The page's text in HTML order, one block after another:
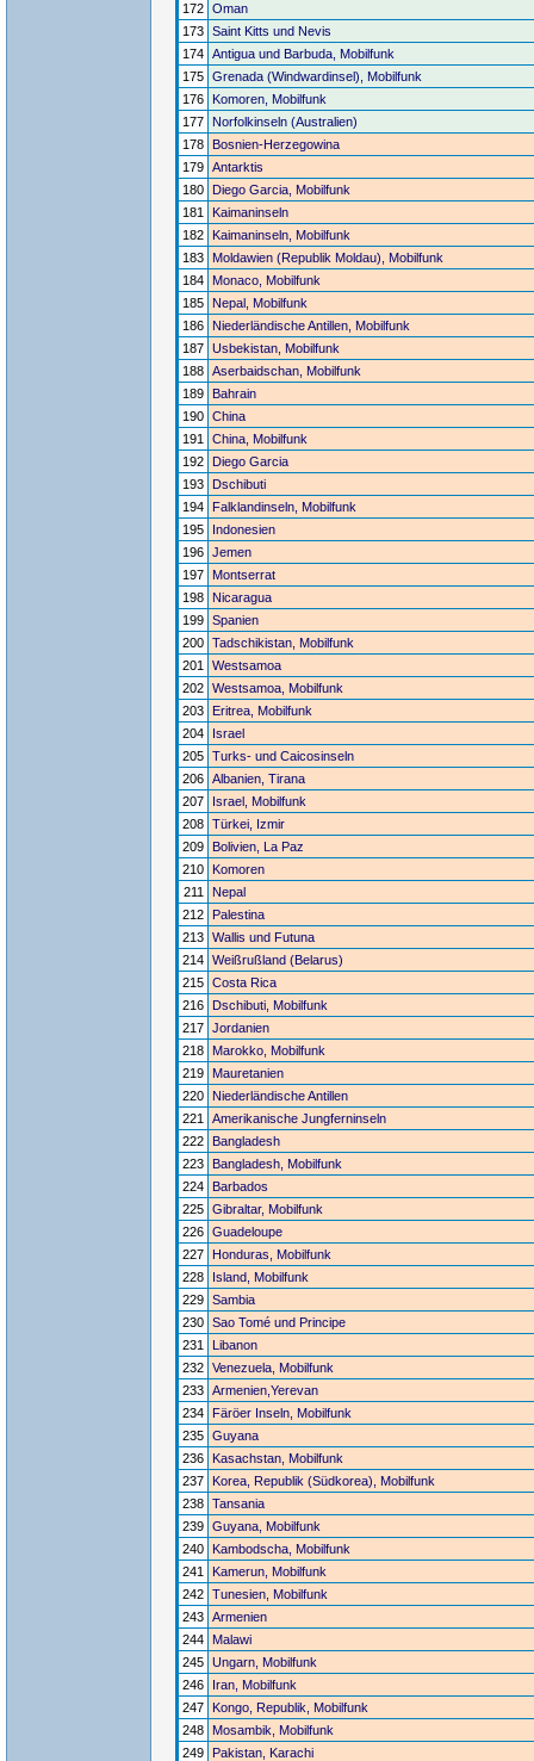
172 Oman
173 Saint Kitts und Nevis
174 Antigua und Barbuda, Mobilfunk
175 Grenada (Windwardinsel), Mobilfunk
176
Komoren, Mobilfunk
177
Norfolkinseln (Australien)
178 Bosnien-Herzegowina
179 Antarktis
180 Diego Garcia, Mobilfunk
181
Kaimaninseln
182 Kaimaninseln, Mobilfunk
183 Moldawien (Republik Moldau), Mobilfunk
184 Monaco, Mobilfunk
185 Nepal, Mobilfunk
186 Niederländische Antillen, Mobilfunk
187 Usbekistan, Mobilfunk
188 Aserbaidschan, Mobilfunk
189 Bahrain
190 China
191
China, Mobilfunk
192 Diego Garcia
193 Dschibuti
194 Falklandinseln, Mobilfunk
195
Indonesien
196 Jemen
197 Montserrat
198 Nicaragua
199 Spanien
200 Tadschikistan, Mobilfunk
201
Westsamoa
202 Westsamoa, Mobilfunk
203 Eritrea, Mobilfunk
204
Israel
205 Turks- und Caicosinseln
206 Albanien, Tirana
207
Israel, Mobilfunk
208 Türkei, Izmir
209 Bolivien, La Paz
210 Komoren
211
Nepal
212 Palestina
213 Wallis und Futuna
214 Weißrußland (Belarus)
215 Costa Rica
216 Dschibuti, Mobilfunk
217 Jordanien
218 Marokko, Mobilfunk
219 Mauretanien
220 Niederländische Antillen
221
Amerikanische Jungferninseln
222 Bangladesh
223 Bangladesh, Mobilfunk
224 Barbados
225 Gibraltar, Mobilfunk
226 Guadeloupe
227 Honduras, Mobilfunk
228
Island, Mobilfunk
229 Sambia
230 Sao Tomé und Principe
231
Libanon
232 Venezuela, Mobilfunk
233 Armenien,Yerevan
234 Färöer Inseln, Mobilfunk
235 Guyana
236 Kasachstan, Mobilfunk
237 Korea, Republik (Südkorea), Mobilfunk
238 Tansania
239 Guyana, Mobilfunk
240 Kambodscha, Mobilfunk
241
Kamerun, Mobilfunk
242 Tunesien, Mobilfunk
243 Armenien
244 Malawi
245 Ungarn, Mobilfunk
246
Iran, Mobilfunk
247 Kongo, Republik, Mobilfunk
248 Mosambik, Mobilfunk
249 Pakistan, Karachi